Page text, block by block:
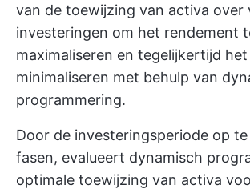
van de toewijzing van activa over
investeringen om het rendement
maximaliseren en tegelijkertijd
minimaliseren met behulp van
programmering.
Door de investeringsperiode op
fasen, evalueert dynamisch
optimale toewijzing van activa